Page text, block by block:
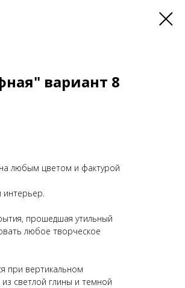
вариант 8
любым цветом и фактурой
прошедшая утильный
любое творческое
при вертикальном
светлой глины и темной